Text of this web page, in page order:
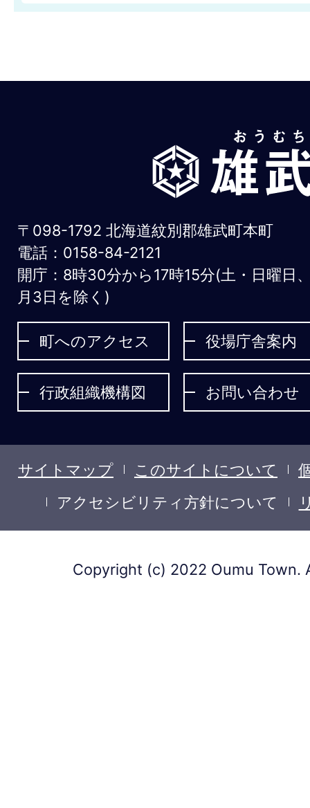
お
う
む
ち
ょ
う
〒098-1792 北海道紋別郡雄武町本町
電話：0158-84-2121
開庁：8時30分から17時15分(土・日曜日
月3日を除く)
町へのアクセス 役場庁舎案内
行政組織機構図 お問い合わせ
サイトマップ このサイトについて
アクセシビリティ方針について
Copyright (c) 2022 Oumu Town.